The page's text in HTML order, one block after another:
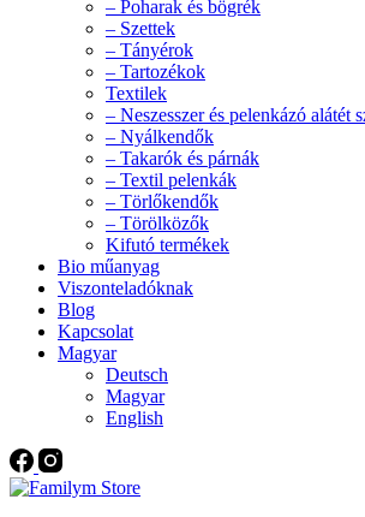
– Poharak és bögrék
– Szettek
– Tányérok
– Tartozékok
Textilek
– Neszesszer és pelenkázó alátét
– Nyálkendők
– Takarók és párnák
– Textil pelenkák
– Törlőkendők
– Törölközők
Kifutó termékek
Bio műanyag
Viszonteladóknak
Blog
Kapcsolat
Magyar
Deutsch
Magyar
English